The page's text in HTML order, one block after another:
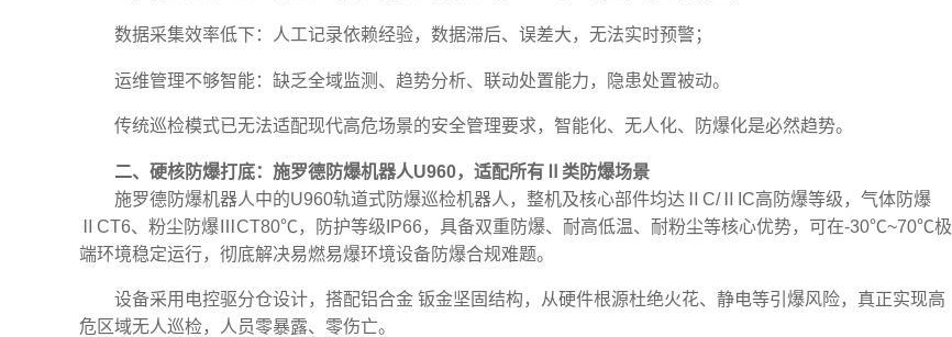
数据采集效率低下：人工记录依赖经验，数据滞后、误差大，无法实时预警；
运维管理不够智能：缺乏全域监测、趋势分析、联动处置能力，隐患处置被动。
传统巡检模式已无法适配现代高危场景的安全管理要求，智能化、无人化、防爆化是必然趋势。
二、硬核防爆打底：施罗德防爆机器人U960，适配所有Ⅱ类防爆场景
施罗德防爆机器人中的U960轨道式防爆巡检机器人，整机及核心部件均达ⅡC/ⅡIC高防爆等级，气体防爆
ⅡCT6、粉尘防爆ⅢCT80℃，防护等级IP66，具备双重防爆、耐高低温、耐粉尘等核心优势，可在-30℃~70℃极
端环境稳定运行，彻底解决易燃易爆环境设备防爆合规难题。
设备采用电控驱分仓设计，搭配铝合金 钣金坚固结构，从硬件根源杜绝火花、静电等引爆风险，真正实现高
危区域无人巡检，人员零暴露、零伤亡。